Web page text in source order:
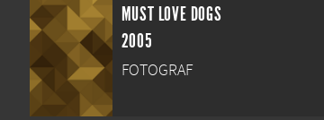
MUST LOVE DOGS
2005
FOTOGRAF